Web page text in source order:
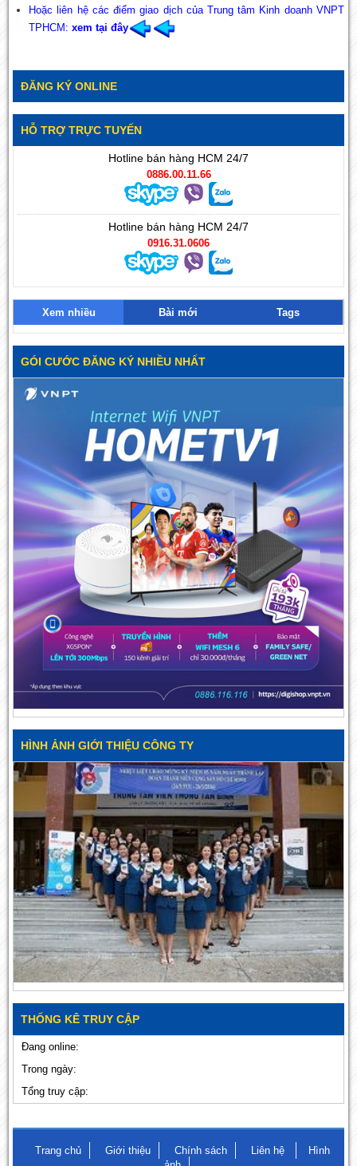
Hoặc liên hệ các điểm giao dịch của Trung tâm Kinh doanh VNPT
TPHCM:xem tại đây
ĐĂNG KÝ ONLINE
HỖ TRỢ TRỰC TUYẾN
Hotline bán hàng HCM 24/7
0886.00.11.66
Hotline bán hàng HCM 24/7
0916.31.0606
Xem nhiều Bài mới Tags
GÓI CƯỚC ĐĂNG KÝ NHIỀU NHẤT
HÌNH ẢNH GIỚI THIỆU CÔNG TY
THỐNG KÊ TRUY CẬP
Đang online:
Trong ngày:
Tổng truy cập:
Trang chủ Giới thiệu Chính sách Liên hệ
Hình